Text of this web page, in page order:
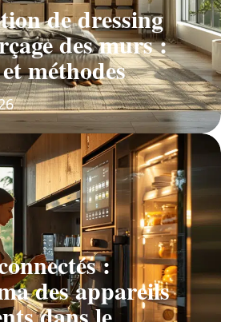
de dressing
des murs :
méthodes
:
des appareils